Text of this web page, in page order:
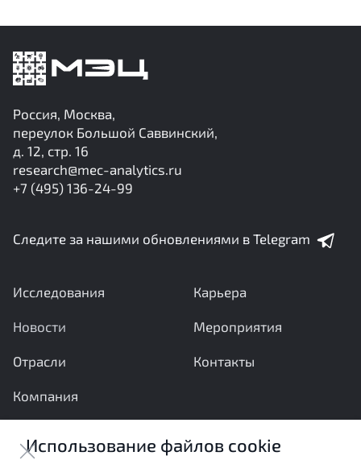
Россия, Москва,
переулок Большой Саввинский,
д. 12, стр. 16
research@mec-analytics.ru
+7 (495) 136-24-99
Следите за нашими обновлениями в Telegram
Исследования
Новости
Отрасли
Компания
Карьера
Мероприятия
Контакты
Отправить сообщение
Использование файлов cookie